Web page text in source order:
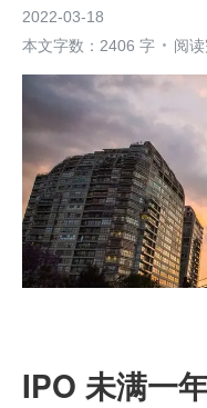
2022-03-18
本文字数：2406 字
阅
IPO 未满一